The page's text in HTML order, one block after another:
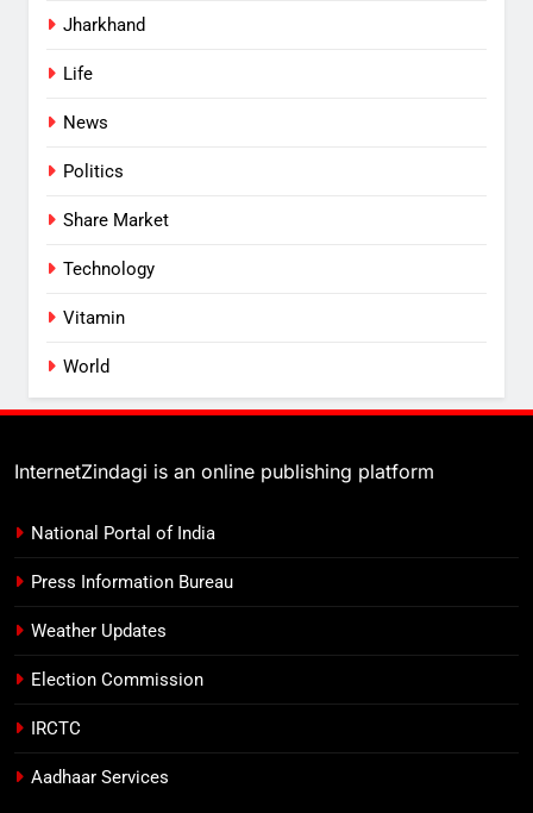
Jharkhand
Life
News
Politics
Share Market
Technology
Vitamin
World
InternetZindagi is an online publishing platform
National Portal of India
Press Information Bureau
Weather Updates
Election Commission
IRCTC
Aadhaar Services